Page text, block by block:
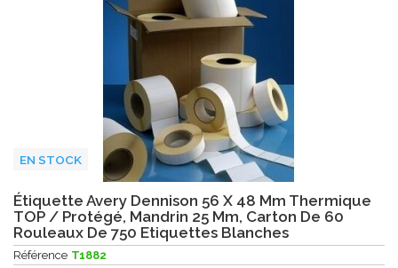
EN STOCK
Étiquette Avery Dennison 56 X 48 Mm Thermique
TOP / Protégé, Mandrin 25 Mm, Carton De 60
Rouleaux De 750 Etiquettes Blanches
Référence T1882